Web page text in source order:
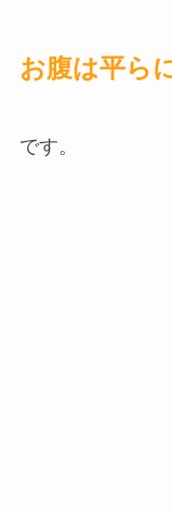
お腹は平ら
です。